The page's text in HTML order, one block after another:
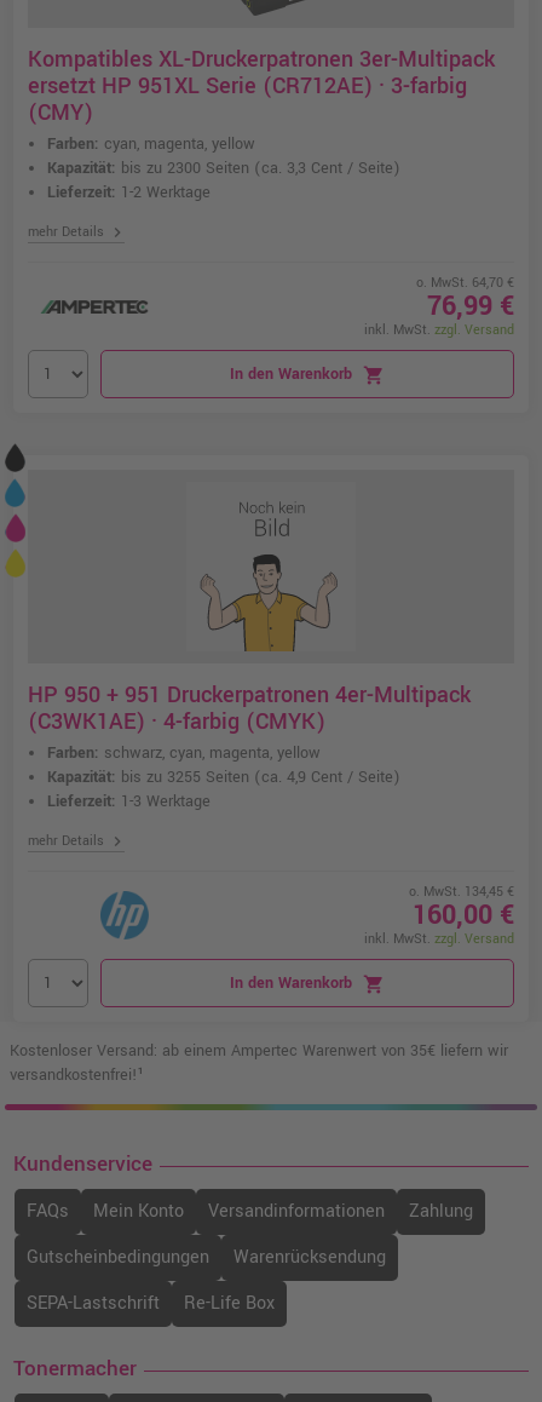
Kompatibles XL-Druckerpatronen 3er-Multipack
ersetzt HP 951XL Serie (CR712AE) · 3-farbig
(CMY)
Farben: cyan, magenta, yellow
Kapazität: bis zu 2300 Seiten (ca. 3,3 Cent / Seite)
Lieferzeit: 1-2 Werktage
mehr Details chevron_right
o. MwSt. 64,70 €
76,99 €
inkl. MwSt. zzgl. Versand
In den Warenkorb shopping_cart
HP 950 + 951 Druckerpatronen 4er-Multipack
(C3WK1AE) · 4-farbig (CMYK)
Farben: schwarz, cyan, magenta, yellow
Kapazität: bis zu 3255 Seiten (ca. 4,9 Cent / Seite)
Lieferzeit: 1-3 Werktage
mehr Details chevron_right
o. MwSt. 134,45 €
160,00 €
inkl. MwSt. zzgl. Versand
In den Warenkorb shopping_cart
Kostenloser Versand: ab einem Ampertec Warenwert von 35€ liefern wir
versandkostenfrei!¹
Kundenservice
FAQs Mein Konto Versandinformationen
Zahlung
Gutscheinbedingungen
Warenrücksendung
SEPA-Lastschrift
Re-Life Box
Tonermacher